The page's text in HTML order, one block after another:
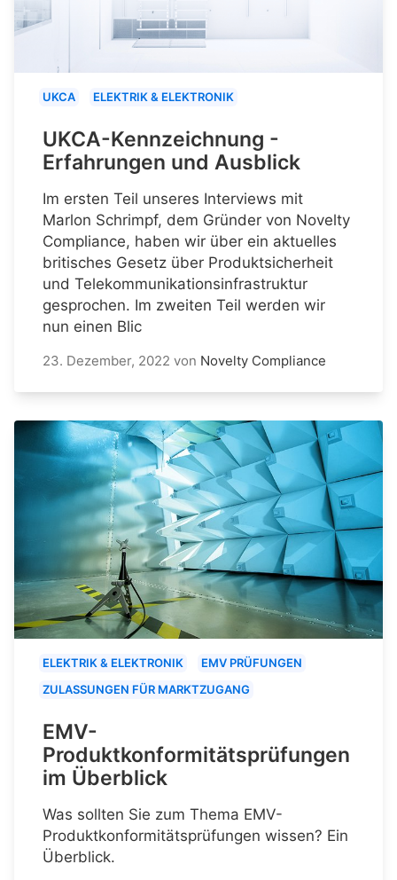
UKCA ELEKTRIK & ELEKTRONIK
UKCA-Kennzeichnung -
Erfahrungen und Ausblick
Im ersten Teil unseres Interviews mit
Marlon Schrimpf, dem Gründer von Novelty
Compliance, haben wir über ein aktuelles
britisches Gesetz über Produktsicherheit
und Telekommunikationsinfrastruktur
gesprochen. Im zweiten Teil werden wir
nun einen Blic
23. Dezember, 2022 von Novelty Compliance
ELEKTRIK & ELEKTRONIK
EMV PRÜFUNGEN
ZULASSUNGEN FÜR MARKTZUGANG
EMV-
Produktkonformitätsprüfungen
im Überblick
Was sollten Sie zum Thema EMV-
Produktkonformitätsprüfungen wissen? Ein
Überblick.